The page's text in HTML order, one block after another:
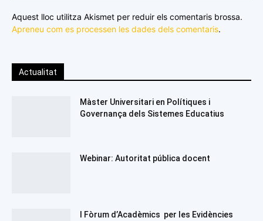
Aquest lloc utilitza Akismet per reduir els comentaris brossa.
Apreneu com es processen les dades dels comentaris.
Actualitat
Màster Universitari en Polítiques i
Governança dels Sistemes Educatius
Webinar: Autoritat pública docent
I Fòrum d’Acadèmics per les Evidències